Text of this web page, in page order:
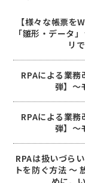
【様々な帳票
「雛形・データ
リ
RPAによる業
弾】～
RPAによる業
弾】～
RPAは扱いづら
トを防ぐ方法 〜